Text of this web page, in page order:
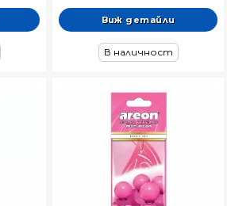
Виж детайли
В наличност